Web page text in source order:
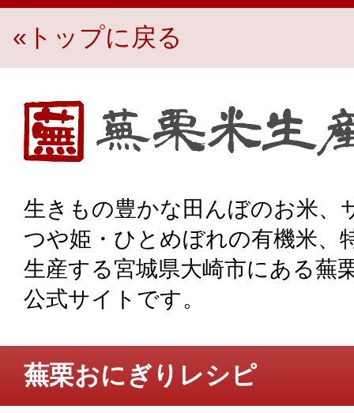
«トップに戻る
生きもの豊かな田んぼのお米、
つや姫・ひとめぼれの有機米、
生産する宮城県大崎市にある蕪
公式サイトです。
蕪栗おにぎりレシピ